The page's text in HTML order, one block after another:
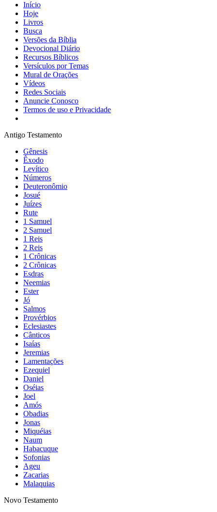
Início
Hoje
Livros
Busca
Versões da Bíblia
Devocional Diário
Recursos Bíblicos
Versículos por Temas
Mural de Orações
Vídeos
Redes Sociais
Anuncie Conosco
Termos de uso e Privacidade
Antigo Testamento
Gênesis
Êxodo
Levítico
Números
Deuteronômio
Josué
Juízes
Rute
1 Samuel
2 Samuel
1 Reis
2 Reis
1 Crônicas
2 Crônicas
Esdras
Neemias
Ester
Jó
Salmos
Provérbios
Eclesiastes
Cânticos
Isaías
Jeremias
Lamentações
Ezequiel
Daniel
Oséias
Joel
Amós
Obadias
Jonas
Miquéias
Naum
Habacuque
Sofonias
Ageu
Zacarias
Malaquias
Novo Testamento